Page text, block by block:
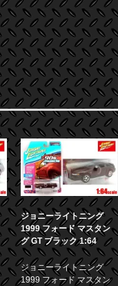
ジョニーライトニング
1999 フォード マスタン
グ GT ブラック 1:64
ジョニーライトニング
1999 フォード マスタン